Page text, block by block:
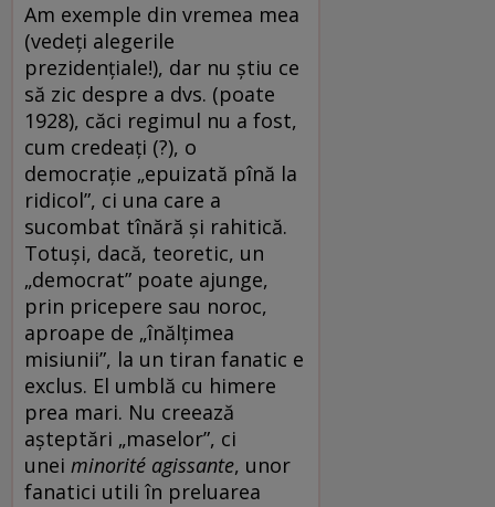
Am exemple din vremea mea
(vedeți alegerile
prezidențiale!), dar nu știu ce
să zic despre a dvs. (poate
1928), căci regimul nu a fost,
cum credeați (?), o
democrație „epuizată pînă la
ridicol”, ci una care a
sucombat tînără și rahitică.
Totuși, dacă, teoretic, un
„democrat” poate ajunge,
prin pricepere sau noroc,
aproape de „înălțimea
misiunii”, la un tiran fanatic e
exclus. El umblă cu himere
prea mari. Nu creează
așteptări „maselor”, ci
unei minorité agissante, unor
fanatici utili în preluarea